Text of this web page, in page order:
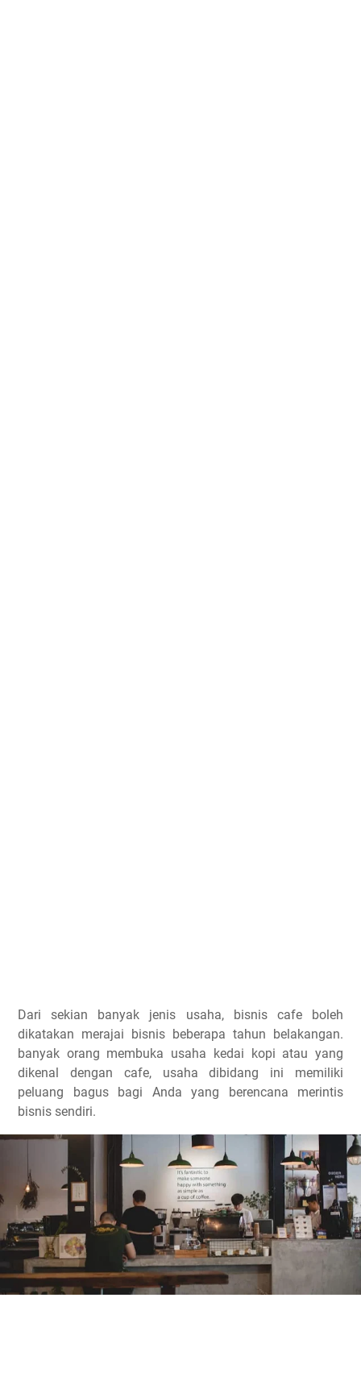
Dari sekian banyak jenis usaha, bisnis cafe boleh
dikatakan merajai bisnis beberapa tahun belakangan.
banyak orang membuka usaha kedai kopi atau yang
dikenal dengan cafe, usaha dibidang ini memiliki
peluang bagus bagi Anda yang berencana merintis
bisnis sendiri.